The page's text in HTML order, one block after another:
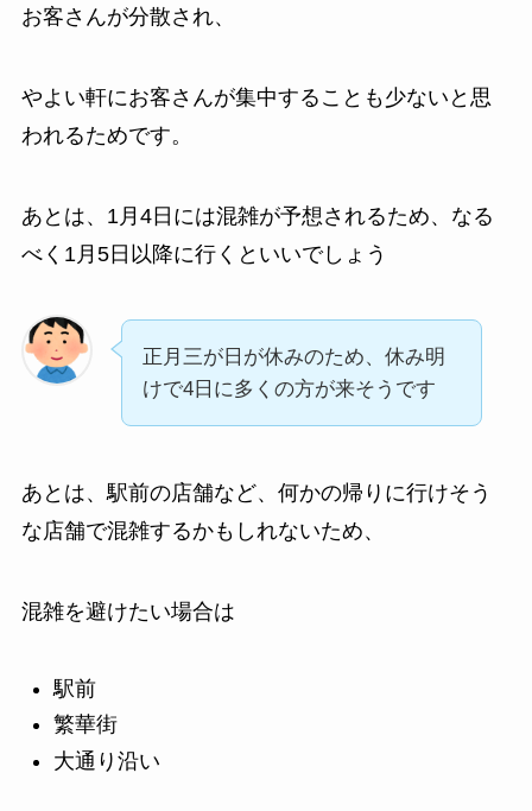
お客さんが分散され、
やよい軒にお客さんが集中することも少ないと思
われるためです。
あとは、1月4日には混雑が予想されるため、なる
べく1月5日以降に行くといいでしょう
正月三が日が休みのため、休み明
けで4日に多くの方が来そうです
あとは、駅前の店舗など、何かの帰りに行けそう
な店舗で混雑するかもしれないため、
混雑を避けたい場合は
駅前
繁華街
大通り沿い